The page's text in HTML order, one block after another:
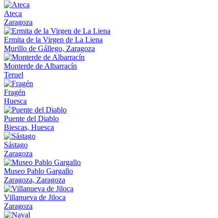
Ateca
Zaragoza
Ermita de la Virgen de La Liena
Murillo de Gállego, Zaragoza
Monterde de Albarracín
Teruel
Fragén
Huesca
Puente del Diablo
Biescas, Huesca
Sástago
Zaragoza
Museo Pablo Gargallo
Zaragoza, Zaragoza
Villanueva de Jiloca
Zaragoza